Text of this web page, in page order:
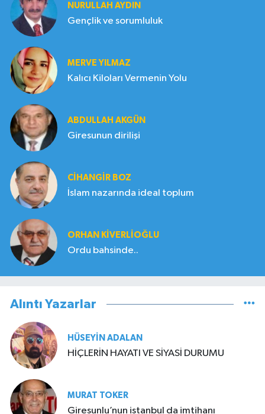
NURULLAH AYDIN
Gençlik ve sorumluluk
MERVE YILMAZ
Kalıcı Kiloları Vermenin Yolu
ABDULLAH AKGÜN
Giresunun dirilişi
CIHANGIR BOZ
İslam nazarında ideal toplum
ORHAN KIVERLIOĞLU
Ordu bahsinde..
Alıntı Yazarlar
HÜSEYIN ADALAN
HİÇLERİN HAYATI VE SİYASİ DURUMU
MURAT TOKER
Giresunlu’nun istanbul da imtihanı